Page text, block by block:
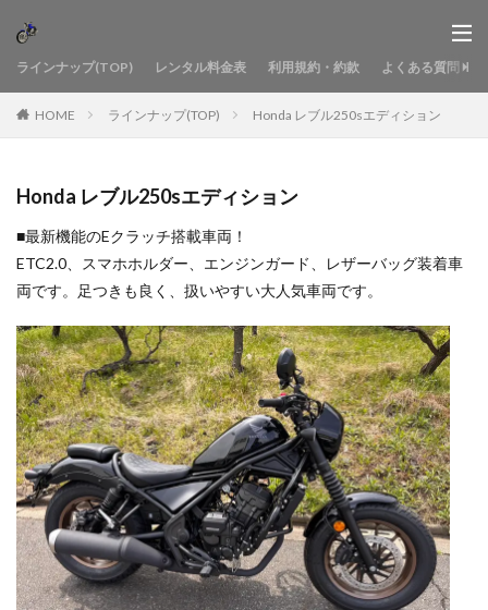
ラインナップ(TOP) レンタル料金表 利用規約・約款 よくある質問
HOME ラインナップ(TOP) Honda レブル250sエディション
Honda レブル250sエディション
■最新機能のEクラッチ搭載車両！
ETC2.0、スマホホルダー、エンジンガード、レザーバッグ装着車
両です。足つきも良く、扱いやすい大人気車両です。